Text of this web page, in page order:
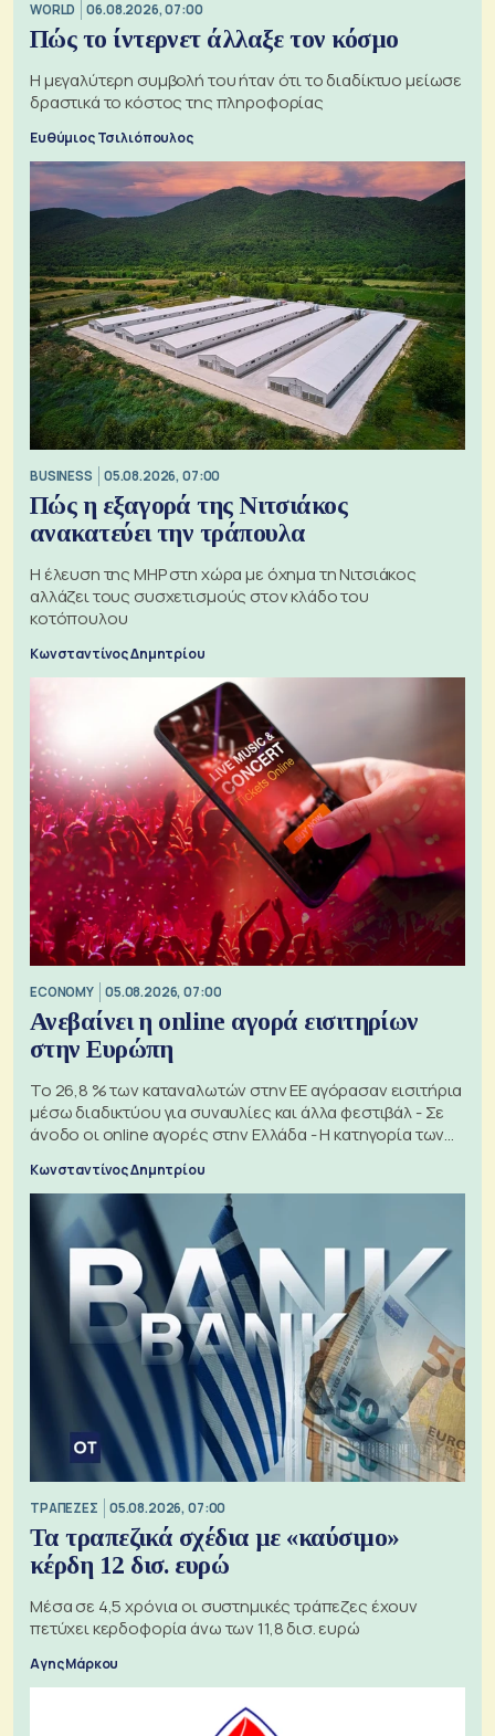
WORLD 06.08.2026, 07:00
Πώς το ίντερνετ άλλαξε τον κόσμο
Η μεγαλύτερη συμβολή του ήταν ότι το διαδίκτυο μείωσε
δραστικά το κόστος της πληροφορίας
Ευθύμιος Τσιλιόπουλος
BUSINESS 05.08.2026, 07:00
Πώς η εξαγορά της Νιτσιάκος
ανακατεύει την τράπουλα
H έλευση της MHP στη χώρα με όχημα τη Νιτσιάκος
αλλάζει τους συσχετισμούς στον κλάδο του
κοτόπουλου
Κωνσταντίνος Δημητρίου
ECONOMY 05.08.2026, 07:00
Ανεβαίνει η online αγορά εισιτηρίων
στην Ευρώπη
Το 26,8 % των καταναλωτών στην ΕΕ αγόρασαν εισιτήρια
μέσω διαδικτύου για συναυλίες και άλλα φεστιβάλ - Σε
άνοδο οι online αγορές στην Ελλάδα - Η κατηγορία των
Κωνσταντίνος Δημητρίου
ΤΡΑΠΕΖΕΣ 05.08.2026, 07:00
Τα τραπεζικά σχέδια με «καύσιμο»
κέρδη 12 δισ. ευρώ
Μέσα σε 4,5 χρόνια οι συστημικές τράπεζες έχουν
πετύχει κερδοφορία άνω των 11,8 δισ. ευρώ
Αγης Μάρκου